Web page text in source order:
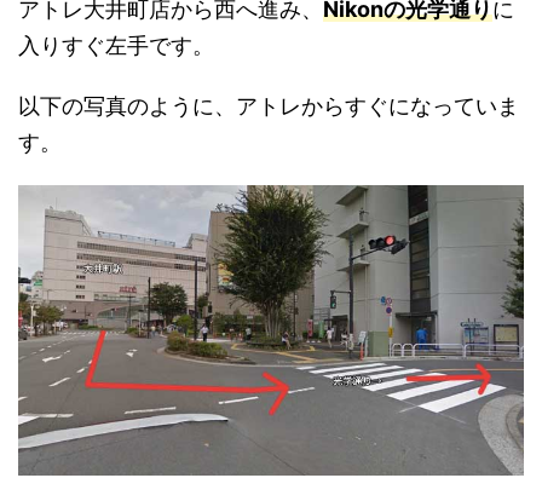
アトレ大井町店から西へ進み、 Nikonの光学通りに
入りすぐ左手です。
以下の写真のように、アトレからすぐになっていま
す。